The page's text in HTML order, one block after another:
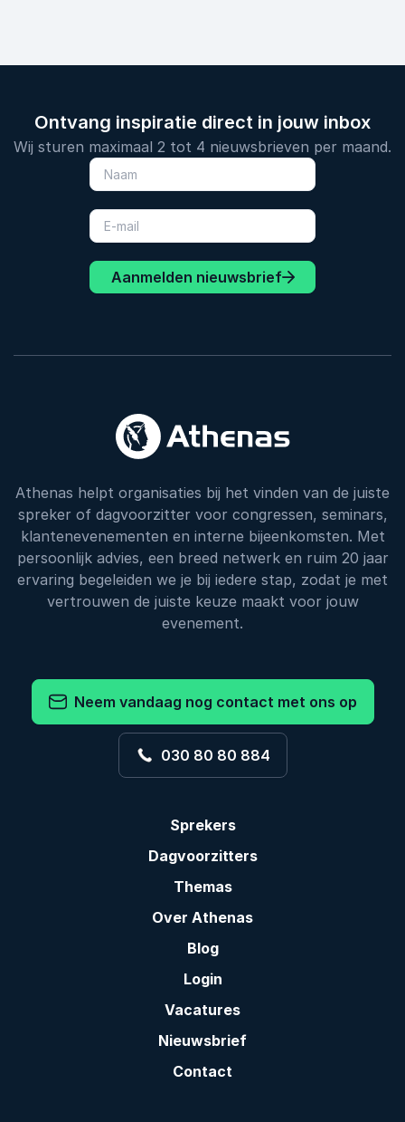
Ontvang inspiratie direct in jouw inbox
Wij sturen maximaal 2 tot 4 nieuwsbrieven per maand.
Aanmelden nieuwsbrief
Athenas helpt organisaties bij het vinden van de juiste
spreker of dagvoorzitter voor congressen, seminars,
klantenevenementen en interne bijeenkomsten. Met
persoonlijk advies, een breed netwerk en ruim 20 jaar
ervaring begeleiden we je bij iedere stap, zodat je met
vertrouwen de juiste keuze maakt voor jouw
evenement.
Neem vandaag nog contact met ons op
030 80 80 884
Sprekers
Dagvoorzitters
Themas
Over Athenas
Blog
Login
Vacatures
Nieuwsbrief
Contact